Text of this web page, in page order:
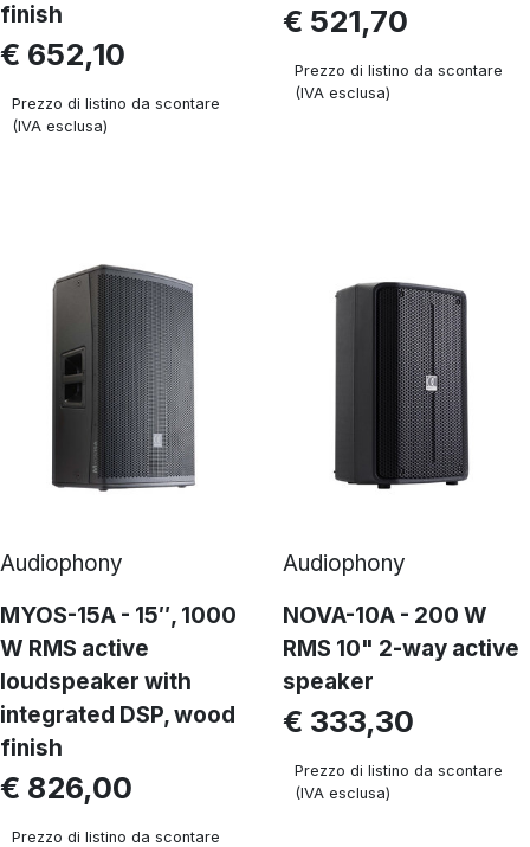
finish
€ 652,10
Prezzo di listino da scontare
(IVA esclusa)
€ 521,70
Prezzo di listino da scontare
(IVA esclusa)
Audiophony
MYOS-15A - 15″, 1000
W RMS active
loudspeaker with
integrated DSP, wood
finish
€ 826,00
Prezzo di listino da scontare
Audiophony
NOVA-10A - 200 W
RMS 10" 2-way active
speaker
€ 333,30
Prezzo di listino da scontare
(IVA esclusa)